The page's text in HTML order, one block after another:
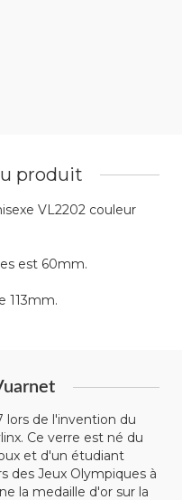
produit
VL2202 couleur
est 60mm.
113mm.
lors de l'invention du
Ce verre est né du
et d'un étudiant
des Jeux Olympiques à
la medaille d'or sur la